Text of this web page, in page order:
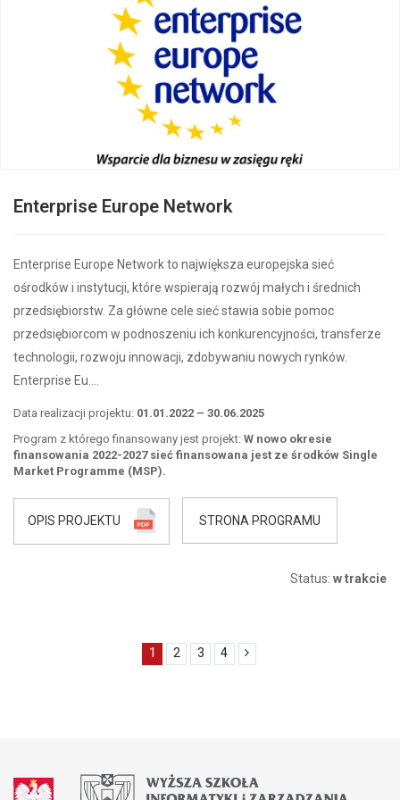
Enterprise Europe Network
Enterprise Europe Network to największa europejska sieć
ośrodków i instytucji, które wspierają rozwój małych i średnich
przedsiębiorstw. Za główne cele sieć stawia sobie pomoc
przedsiębiorcom w podnoszeniu ich konkurencyjności, transferze
technologii, rozwoju innowacji, zdobywaniu nowych rynków.
Enterprise Eu….
Data realizacji projektu: 01.01.2022 – 30.06.2025
Program z którego finansowany jest projekt: W nowo okresie
finansowania 2022-2027 sieć finansowana jest ze środków Single
Market Programme (MSP).
OPIS PROJEKTU STRONA PROGRAMU
Status: w trakcie
1 2 3 4